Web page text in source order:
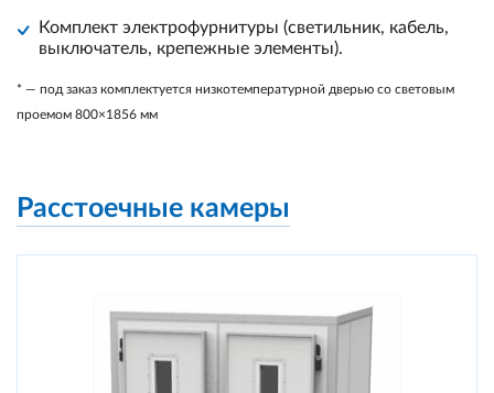
Комплект электрофурнитуры (светильник, кабель,
выключатель, крепежные элементы).
* — под заказ комплектуется низкотемпературной дверью со световым
проемом 800×1856 мм
Расстоечные камеры